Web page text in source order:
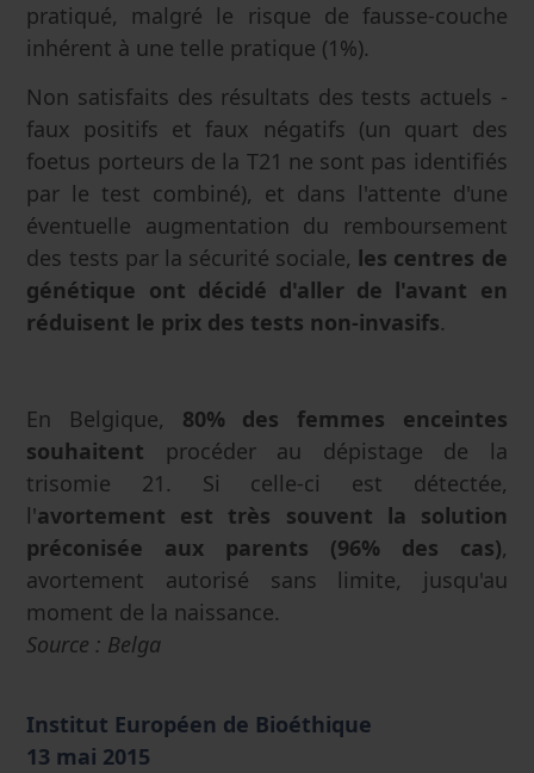
pratiqué, malgré le risque de fausse-couche
inhérent à une telle pratique (1%).
Non satisfaits des résultats des tests actuels -
faux positifs et faux négatifs (un quart des
foetus porteurs de la T21 ne sont pas identifiés
par le test combiné), et dans l'attente d'une
éventuelle augmentation du remboursement
des tests par la sécurité sociale, les centres de
génétique ont décidé d'aller de l'avant en
réduisent le prix des tests non-invasifs.
En Belgique, 80% des femmes enceintes
souhaitent procéder au dépistage de la
trisomie 21. Si celle-ci est détectée,
l'avortement est très souvent la solution
préconisée aux parents (96% des cas),
avortement autorisé sans limite, jusqu'au
moment de la naissance.
Source : Belga
Institut Européen de Bioéthique
13 mai 2015